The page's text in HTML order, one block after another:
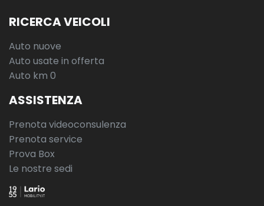
RICERCA VEICOLI
Auto nuove
Auto usate in offerta
Auto km 0
ASSISTENZA
Prenota videoconsulenza
Prenota service
Prova Box
Le nostre sedi